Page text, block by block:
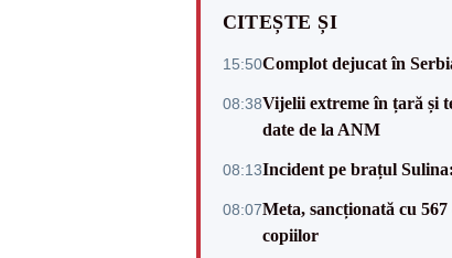
CITEȘTE ȘI
15:50Complot dejucat în
08:38Vijelii extreme în țară și
date de la ANM
08:13Incident pe brațul
08:07Meta, sancționată cu
copiilor